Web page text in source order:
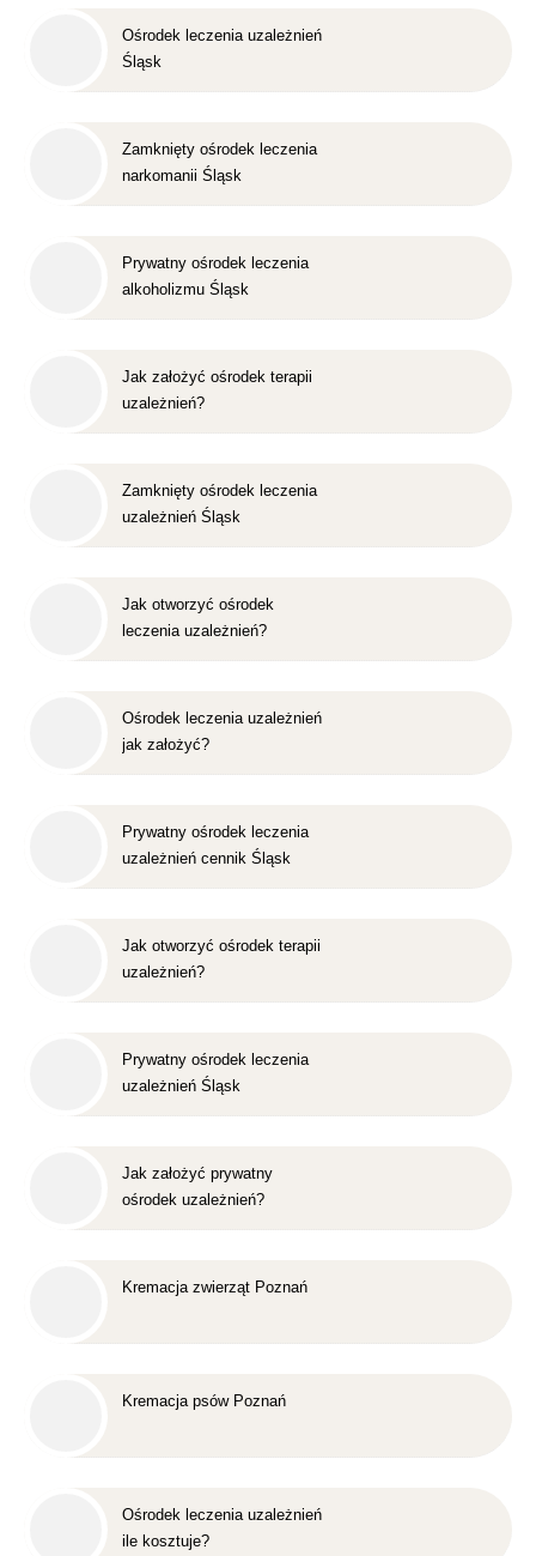
Ośrodek leczenia uzależnień
Śląsk
Zamknięty ośrodek leczenia
narkomanii Śląsk
Prywatny ośrodek leczenia
alkoholizmu Śląsk
Jak założyć ośrodek terapii
uzależnień?
Zamknięty ośrodek leczenia
uzależnień Śląsk
Jak otworzyć ośrodek
leczenia uzależnień?
Ośrodek leczenia uzależnień
jak założyć?
Prywatny ośrodek leczenia
uzależnień cennik Śląsk
Jak otworzyć ośrodek terapii
uzależnień?
Prywatny ośrodek leczenia
uzależnień Śląsk
Jak założyć prywatny
ośrodek uzależnień?
Kremacja zwierząt Poznań
Kremacja psów Poznań
Ośrodek leczenia uzależnień
ile kosztuje?